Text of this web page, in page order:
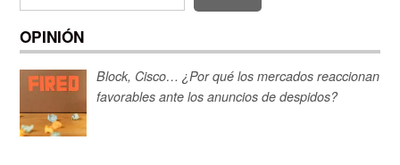
OPINIÓN
Block, Cisco… ¿Por qué los mercados reaccionan
favorables ante los anuncios de despidos?